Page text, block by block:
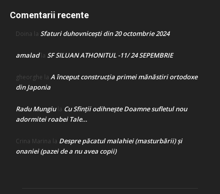
Comentarii recente
Doina la Sfaturi duhovnicești din 20 octombrie 2024
amaladla SF SILUAN ATHONITUL -11/ 24 SEPEMBRIE
gheorghe la A început construcţia primei mănăstiri ortodoxe
din Japonia
Radu Mungiula Cu Sfinții odihnește Doamne sufletul nou
adormitei roabei Tale…
Crina Marina la Despre păcatul malahiei (masturbării) şi
onaniei (pazei de a nu avea copii)